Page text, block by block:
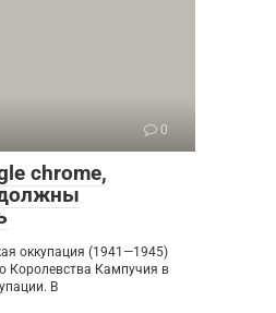
0
chrome,
оккупация (1941—1945)
Королевства Кампучия в
В